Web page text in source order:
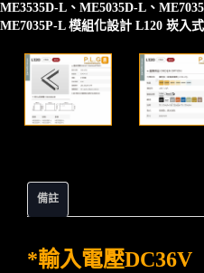
ME3535D-L、ME5035D-L、
ME7035P-L 模組化設計 L120 崁入
備註
*輸入電壓DC36V